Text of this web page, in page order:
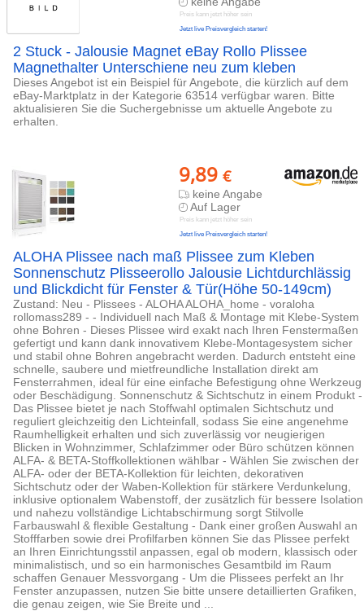
Preis kann jetzt höher sein
Jetzt live Preisvergleich starten!
2 Stuck - Jalousie Magnet eBay Rollo Plissee
Magnethalter Unterschiene neu zum kleben
Dieses Angebot ist ein Beispiel für Angebote, die kürzlich auf dem
eBay-Marktplatz in der Kategorie 63514 verfügbar waren. Bitte
aktualisieren Sie die Suchergebnisse um aktuelle Angebote zu
erhalten.
9,89 €
keine Angabe
Auf Lager
Preis kann jetzt höher sein
Jetzt live Preisvergleich starten!
ALOHA Plissee nach maß Plissee zum Kleben
Sonnenschutz Plisseerollo Jalousie Lichtdurchlässig
und Blickdicht für Fenster & Tür(Höhe 50-149cm)
Zustand: Neu - Plissees - ALOHA ALOHA_home - voraloha
rollomass289 - - Individuell nach Maß & Montage mit Klebe-System
ohne Bohren - Dieses Plissee wird exakt nach Ihren Fenstermaßen
gefertigt und kann dank innovativem Klebe-Montagesystem sicher
und stabil ohne Bohren angebracht werden. Dadurch entsteht eine
schnelle, saubere und mietfreundliche Installation direkt am
Fensterrahmen, ideal für eine einfache Befestigung ohne Werkzeug
oder Beschädigung. Sonnenschutz & Sichtschutz in einem Produkt -
Das Plissee bietet je nach Stoffwahl optimalen Sichtschutz und
reguliert gleichzeitig den Lichteinfall, sodass Sie eine angenehme
Raumhelligkeit erhalten und sich zuverlässig vor neugierigen
Blicken in Wohnzimmer, Schlafzimmer oder Büro schützen können
ALFA- & BETA-Stoffkollektionen wählbar - Wählen Sie zwischen der
ALFA- oder der BETA-Kollektion für leichten, dekorativen
Sichtschutz oder der Waben-Kollektion für stärkere Verdunkelung,
inklusive optionalem Wabenstoff, der zusätzlich für bessere Isolation
und nahezu vollständige Lichtabschirmung sorgt Stilvolle
Farbauswahl & flexible Gestaltung - Dank einer großen Auswahl an
Stofffarben sowie drei Profilfarben können Sie das Plissee perfekt
an Ihren Einrichtungsstil anpassen, egal ob modern, klassisch oder
minimalistisch, und so ein harmonisches Gesamtbild im Raum
schaffen Genauer Messvorgang - Um die Plissees perfekt an Ihr
Fenster anzupassen, nutzen Sie bitte unsere detaillierten Grafiken,
die genau zeigen, wie Sie Breite und ...